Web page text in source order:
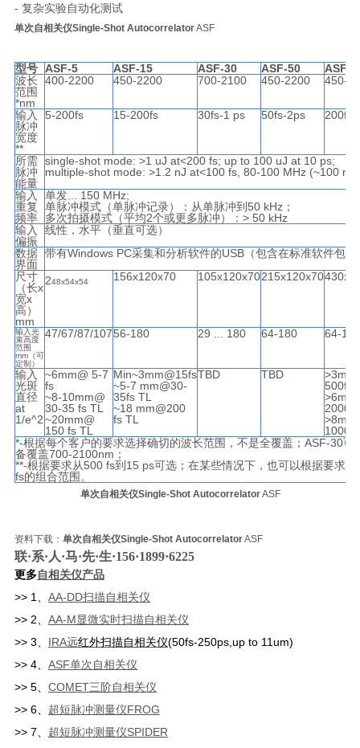
- 复杂实验自动化测试
单次自相关仪Single-Shot AutocorrelatorASF
型号 ASF-5 ASF-15 ASF-30 ASF-50
ASF-
波长
范围
*nm
400-2200 450-2200 700-2100 450-2200 450-
输入
脉冲
宽度
**
5-200fs 15-200fs 30fs-1 ps 50fs-2ps 200fs-
所需
脉冲
能量
single-shot mode: >1 uJ at<200 fs; up to 100 uJ at 10 ps;
multiple-shot mode: >1.2 nJ at<100 fs, 80-100 MHz (~100
输入
重复
频率
单发... 150 MHz;
单脉冲模式（单脉冲记录）：从单脉冲到50 kHz；
多次拍摄模式（平均2个或更多脉冲）： > 50 kHz
输入
偏振
线性，水平（垂直可选）
数据
界面
带有Windows PC采集和分析软件的USB（包含在标准软件包中
尺寸
（长x
宽x
高）
mm
248x54x54 156x120x70 105x120x70215x120x70
输入光
束高度
范围
mm（可
定制）
47/67/87/10756-180 29 ... 180 64-180 64-180
输入
光斑
直径
at
1/e^2
~6mm@ 5-7
fs
~8-10mm@
30-35 fs TL
~20mm@
150 fs TL
Min~3mm@15fs
~5-7 mm@30-
35fs TL
~18 mm@200
fs TL
TBD TBD
500fs;
>6mm
*-根据每个客户的要求选择确切的波长范围，不是全覆盖； ASF-30可
备覆盖700-2100nm ；
**-根据要求从500 fs到15 ps可选；在某些情况下，也可以根据要求提
fs的组合范围。
单次自相关仪Single-Shot AutocorrelatorASF
资料下载： 单次自相关仪Single-Shot AutocorrelatorASF
联·系·人·马·先·生·156·1899·6225
更多自相关仪产品
>> 1、 AA-DD扫描自相关仪
>> 2、 AA-M显微实时扫描自相关仪
>> 3、 IRA远红外扫描自相关仪(50fs-250ps,up to 11um)
>> 4、 ASF单次自相关仪
>> 5、 COMET三阶自相关仪
>> 6、 超短脉冲测量仪FROG
>> 7 超短脉冲测量仪SPIDER